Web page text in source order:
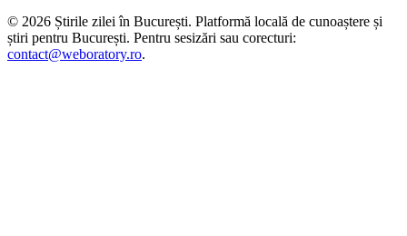
© 2026 Știrile zilei în București. Platformă locală de cunoaștere și
știri pentru București. Pentru sesizări sau corecturi:
contact@weboratory.ro.